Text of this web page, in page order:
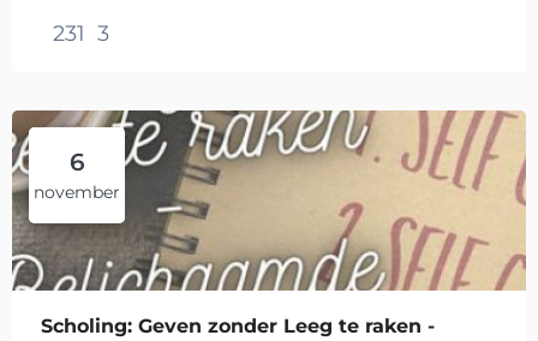
231 3
6
november
Scholing: Geven zonder Leeg te raken -